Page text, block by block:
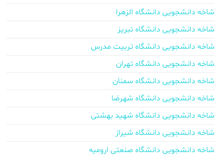
شاخه دانشجویی دانشگاه الزهرا
شاخه دانشجویی دانشگاه تبریز
شاخه دانشجویی دانشگاه تربیت مدرس
شاخه دانشجویی دانشگاه تهران
شاخه دانشجویی دانشگاه سمنان
شاخه دانشجویی دانشگاه شهرضا
شاخه دانشجویی دانشگاه شهید بهشتی
شاخه دانشجویی دانشگاه شیراز
شاخه دانشجویی دانشگاه صنعتی ارومیه